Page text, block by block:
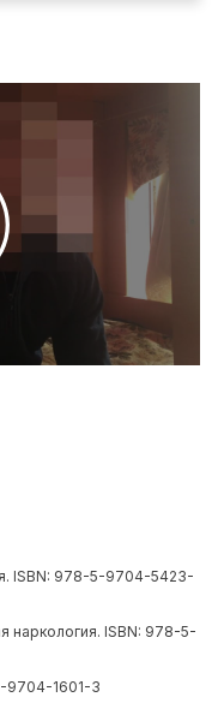
ISBN: 978-5-9704-5423-
ISBN: 978-5-
9704-1601-3